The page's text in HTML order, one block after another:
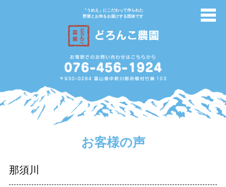
「うめえ」にこだわって作られた
野菜とお米をお届けする団体です
お客様の声
那須川